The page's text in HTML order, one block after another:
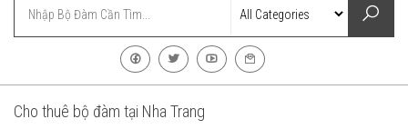
Đàm
Cầm
Nha
Cho thuê bộ đàm tại Nha Trang